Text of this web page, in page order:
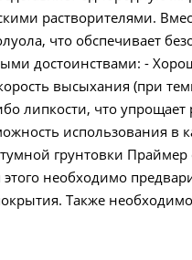
растворителями.
что обспечивает
достоинствами: -
высыхания (при
липкости, что
использования в
грунтовки Праймер
необходимо
Также